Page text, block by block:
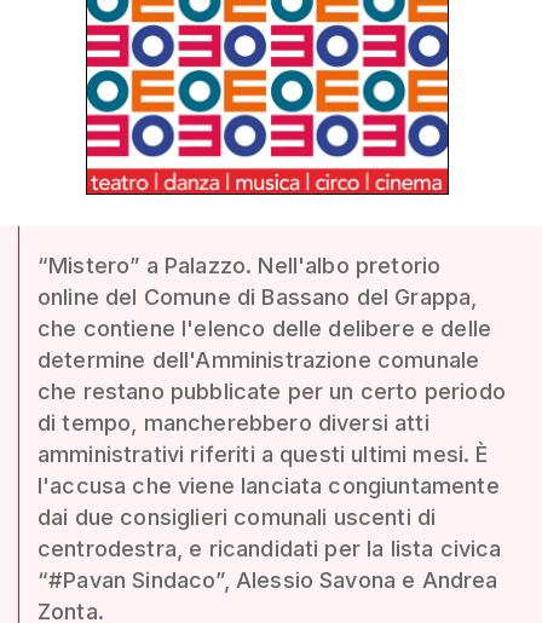
“Mistero” a Palazzo. Nell'albo pretorio
online del Comune di Bassano del Grappa,
che contiene l'elenco delle delibere e delle
determine dell'Amministrazione comunale
che restano pubblicate per un certo periodo
di tempo, mancherebbero diversi atti
amministrativi riferiti a questi ultimi mesi. È
l'accusa che viene lanciata congiuntamente
dai due consiglieri comunali uscenti di
centrodestra, e ricandidati per la lista civica
“#Pavan Sindaco”, Alessio Savona e Andrea
Zonta.